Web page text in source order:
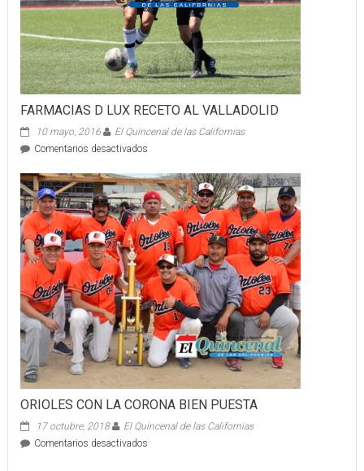
entradas
en
el
bullpen
de
Toros
de
Tijuana
FARMACIAS D LUX RECETO AL VALLADOLID
10 mayo, 2016
El Quincenal de las Californias
Comentarios desactivadosen
D
LUX
RECETO
AL
VALLADOLID
ORIOLES CON LA CORONA BIEN PUESTA
17 octubre, 2018
El Quincenal de las Californias
Comentarios desactivadosen